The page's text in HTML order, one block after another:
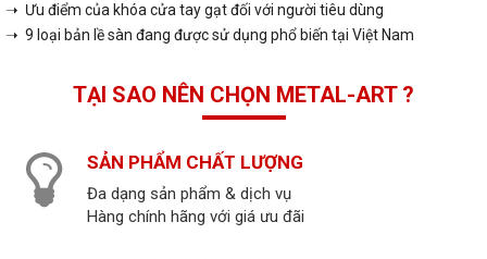
➝ Ưu điểm của khóa cửa tay gạt đối với người tiêu dùng
➝ 9 loại bản lề sàn đang được sử dụng phổ biến tại Việt Nam
TẠI SAO NÊN CHỌN METAL-ART ?
SẢN PHẨM CHẤT LƯỢNG
Đa dạng sản phẩm & dịch vụ
Hàng chính hãng với giá ưu đãi